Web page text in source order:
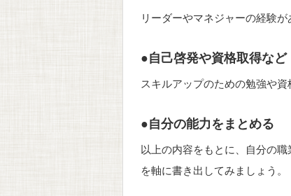
リーダーやマネジャーの経験
●自己啓発や資格取得など
スキルアップのための勉強や
●自分の能力をまとめる
以上の内容をもとに、自分の
を軸に書き出してみましょう。